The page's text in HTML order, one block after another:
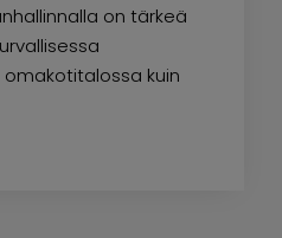
on tärkeä
kuin